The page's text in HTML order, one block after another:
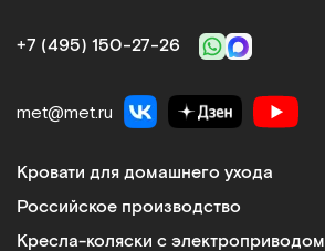
+7 (495) 150‑27‑26
met@met.ru
Кровати для домашнего ухода
Российское производство
Кресла-коляски с электроприводом